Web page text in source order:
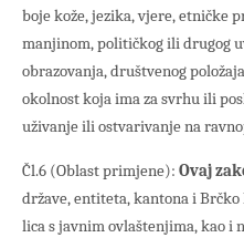
boje kože, jezika, vjere, etničke
manjinom, političkog ili drugog
obrazovanja, društvenog
okolnost koja ima za svrhu ili
uživanje ili ostvarivanje na
Čl.6 (Oblast primjene): Ovaj
države, entiteta, kantona i
lica s javnim ovlaštenjima, kao i